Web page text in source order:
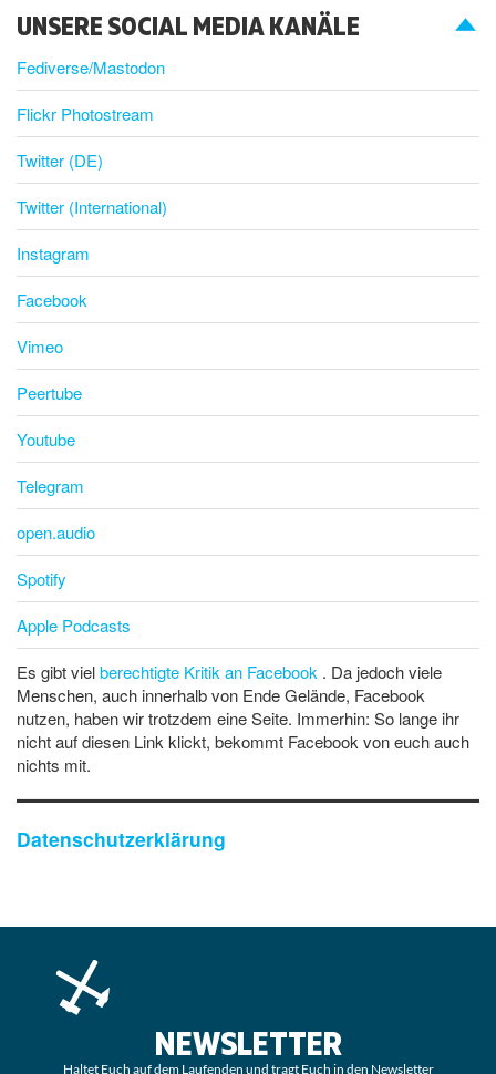
UNSERE SOCIAL MEDIA KANÄLE
Fediverse/Mastodon
Flickr Photostream
Twitter (DE)
Twitter (International)
Instagram
Facebook
Vimeo
Peertube
Youtube
Telegram
open.audio
Spotify
Apple Podcasts
Es gibt vielberechtigte Kritik an Facebook . Da jedoch viele
Menschen, auch innerhalb von Ende Gelände, Facebook
nutzen, haben wir trotzdem eine Seite. Immerhin: So lange ihr
nicht auf diesen Link klickt, bekommt Facebook von euch auch
nichts mit.
Datenschutzerklärung
NEWSLETTER
Haltet Euch auf dem Laufenden und tragt Euch in den Newsletter